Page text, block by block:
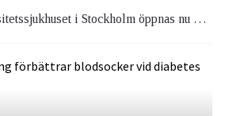
På Karolinska Universitetssjukhuset i Stockholm öppnas nu ett 3D-center. Här kan kirurger få hjälp med att skriva ut 3D-modeller av ett deformerat knä eller en krokig rygg när de planerar en operation. Med den nya tekniken går det också att skapa en exakt kopia av en nyfödd babys lilla hjärta.